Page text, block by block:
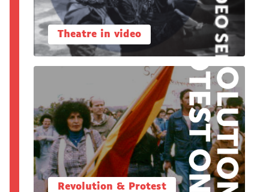
Theatre in video
Revolution & Protest